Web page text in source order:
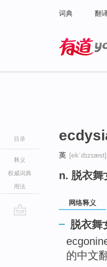
词典 翻
目录
释义
权威词典
用法
英 [ekˈdɪzɪæst]
n. 脱衣舞
网络释义
脱衣舞
的中文